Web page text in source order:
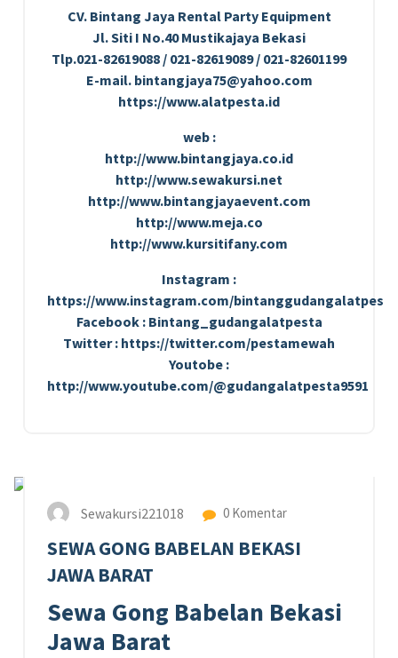
CV. Bintang Jaya Rental Party Equipment
Jl. Siti I No.40 Mustikajaya Bekasi
Tlp.021-82619088 / 021-82619089 / 021-82601199
E-mail. bintangjaya75@yahoo.com
https://www.alatpesta.id
web :
http://www.bintangjaya.co.id
http://www.sewakursi.net
http://www.bintangjayaevent.com
http://www.meja.co
http://www.kursitifany.com
Instagram :
https://www.instagram.com/
Facebook : Bintang_gudangalatpesta
Twitter : https://twitter.com/pestamewah
Youtobe :
http://www.youtube.com/@gudangalatpesta9591
Sewakursi221018 0 Komentar
SEWA GONG BABELAN BEKASI
JAWA BARAT
Sewa Gong Babelan Bekasi
Jawa Barat